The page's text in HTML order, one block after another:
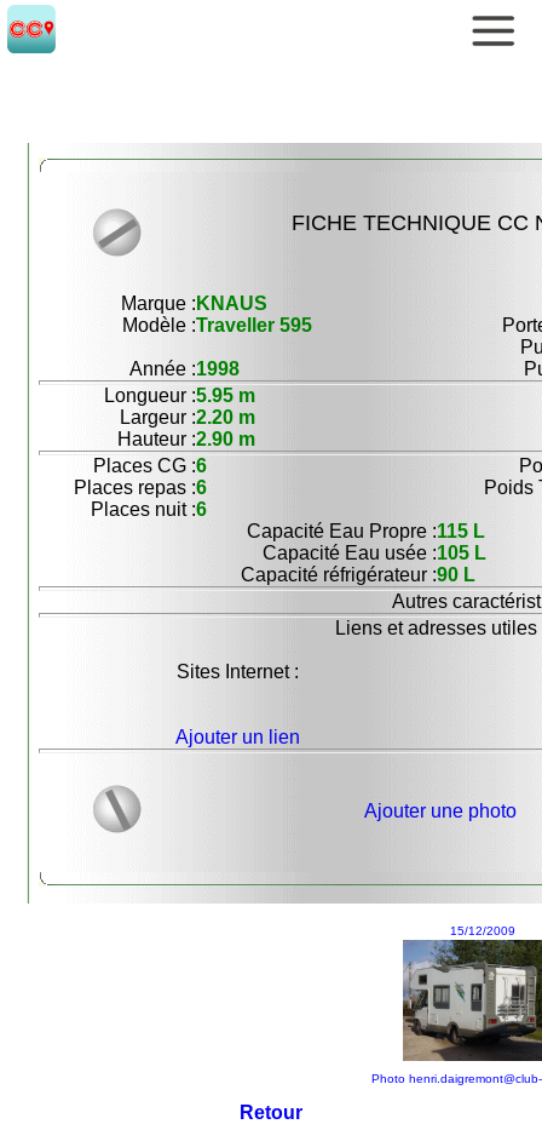
FICHE TECHNIQUE CC
Marque : KNAUS
Modèle :Traveller 595
Année :1998
Longueur :5.95 m
Largeur :2.20 m
Hauteur :2.90 m
Places CG :6
Places repas :6
Poids
Places nuit :6
Capacité Eau Propre :115 L
Capacité Eau usée :105 L
Capacité réfrigérateur :90 L
Autres
Liens et adresses utiles
Sites Internet :
Ajouter un lien
Ajouter une photo
15/12/2009
Photo
Retour